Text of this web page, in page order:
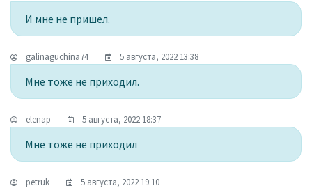
И мне не пришел.
galinaguchina74 5 августа, 2022 13:38
Мне тоже не приходил.
elenap 5 августа, 2022 18:37
Мне тоже не приходил
petruk 5 августа, 2022 19:10